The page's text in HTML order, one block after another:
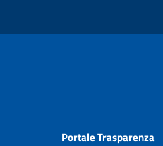
Portale Trasparenza